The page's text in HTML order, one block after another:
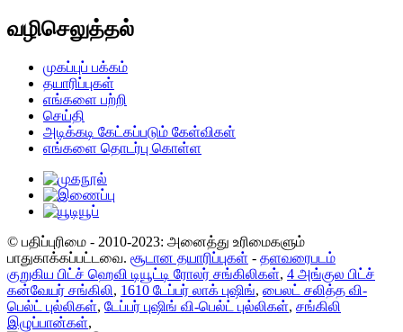
வழிசெலுத்தல்
முகப்புப் பக்கம்
தயாரிப்புகள்
எங்களை பற்றி
செய்தி
அடிக்கடி கேட்கப்படும் கேள்விகள்
எங்களை தொடர்பு கொள்ள
© பதிப்புரிமை - 2010-2023: அனைத்து உரிமைகளும்
பாதுகாக்கப்பட்டவை. சூடான தயாரிப்புகள் - தளவரைபடம்
குறுகிய பிட்ச் ஹெவி டியூட்டி ரோலர் சங்கிலிகள், 4 அங்குல பிட்ச்
கன்வேயர் சங்கிலி, 1610 டேப்பர் லாக் புஷிங், பைலட் சலித்த வி-
பெல்ட் புல்லிகள், டேப்பர் புஷிங் வி-பெல்ட் புல்லிகள், சங்கிலி
இழுப்பான்கள்,